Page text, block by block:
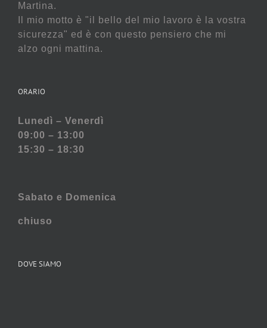
Martina.
Il mio motto è "il bello del mio lavoro è la vostra
sicurezza" ed è con questo pensiero che mi
alzo ogni mattina.
ORARIO
Lunedì – Venerdì
09:00 – 13:00
15:30 – 18:30
Sabato e Domenica
chiuso
DOVE SIAMO